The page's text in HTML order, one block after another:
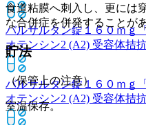
バルサルタン錠１６０ｍｇ
オテンシン2 (A2) 受容体拮
バルサルタン錠１６０ｍｇ
オテンシン2 (A2) 受容体拮
食道粘膜へ刺入し、更には
な合併症を併発することが
貯法
（保管上の注意）
室温保存。